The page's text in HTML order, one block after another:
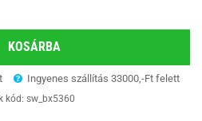
KOSÁRBA
Ingyenes szállítás 33000,-Ft felett
kód: sw_bx5360